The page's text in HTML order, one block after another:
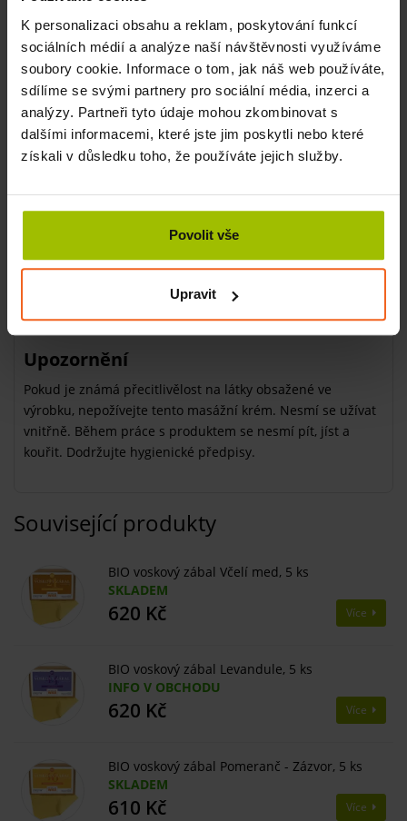
K personalizaci obsahu a reklam, poskytování funkcí
sociálních médií a analýze naší návštěvnosti využíváme
soubory cookie. Informace o tom, jak náš web používáte,
sdílíme se svými partnery pro sociální média, inzerci a
analýzy. Partneři tyto údaje mohou zkombinovat s
dalšími informacemi, které jste jim poskytli nebo které
získali v důsledku toho, že používáte jejich služby.
Povolit vše
Upravit
také stopové prvky i sekundární rostlinné látky, mající
důležitou úlohu při rakovinové prevenci.
Složení masážního krému
BIO olivový olej, voštiny z včelích plástů, třezalka tečkovaná,
propolis, Gelee Royale a další medové složky.
Produkt se uskladňuje v suchu na odvětraném místě,
v dobře zavřených původních nádobách. Skladujeme
Likvidace masážního krému
Dle místních platných úředních předpisů.
Upozornění
Pokud je známá přecitlivělost na látky obsažené ve
výrobku, nepožívejte tento masážní krém. Nesmí se užívat
vnitřně. Během práce s produktem se nesmí pít, jíst a
kouřit. Dodržujte hygienické předpisy.
Související produkty
BIO voskový zábal Včelí med, 5 ks
SKLADEM
620 Kč Více
BIO voskový zábal Levandule, 5 ks
INFO V OBCHODU
620 Kč Více
BIO voskový zábal Pomeranč - Zázvor, 5 ks
SKLADEM
610 Kč Více